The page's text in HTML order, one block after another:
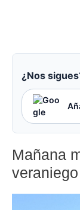
¿Nos
Mañana